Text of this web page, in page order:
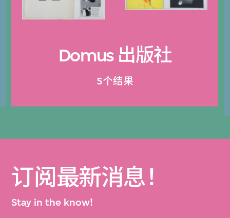
Domus 出版社
5个结果
订阅最新消息！
Stay in the know!